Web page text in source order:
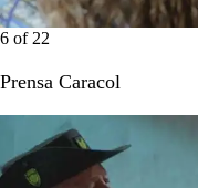
6 of22
Prensa Caracol